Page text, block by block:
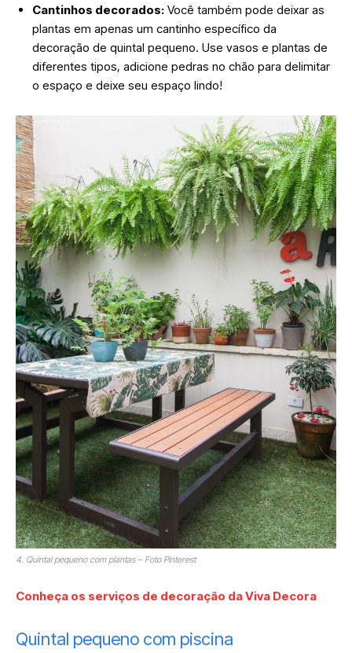
Cantinhos decorados: Você também pode deixar as
plantas em apenas um cantinho específico da
decoração de quintal pequeno. Use vasos e plantas de
diferentes tipos, adicione pedras no chão para delimitar
o espaço e deixe seu espaço lindo!
4. Quintal pequeno com plantas – Foto Pinterest
Conheça os serviços de decoração da Viva Decora
Quintal pequeno com piscina